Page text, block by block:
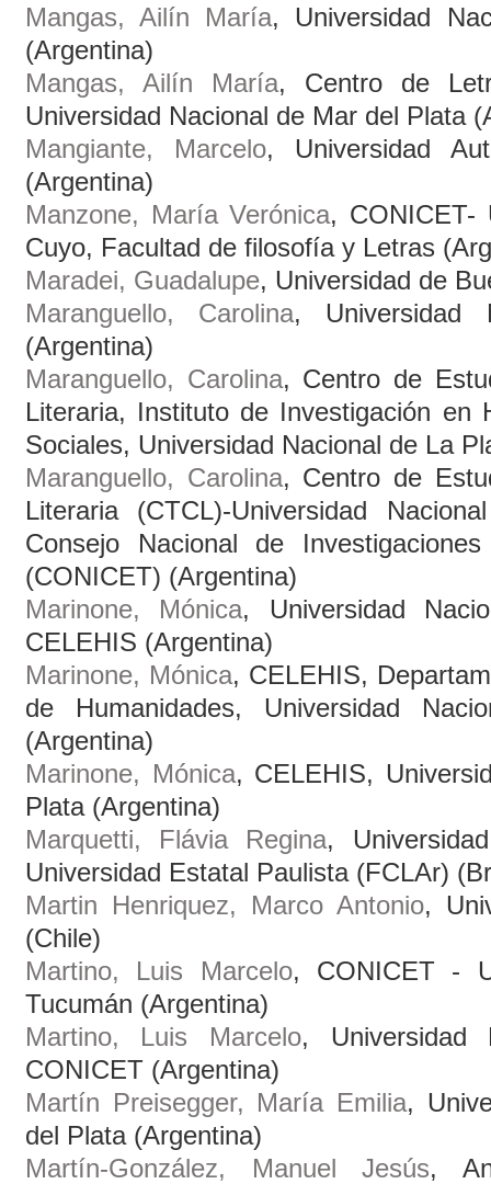
Mangas, Ailín María, Universidad
(Argentina)
Mangas, Ailín María, Centro de
Universidad Nacional de Mar del Plata
Mangiante, Marcelo, Universidad
(Argentina)
Manzone, María Verónica, CONICET-
Cuyo, Facultad de filosofía y Letras
Maradei, Guadalupe, Universidad de
Maranguello, Carolina, Universidad
(Argentina)
Maranguello, Carolina, Centro de
Literaria, Instituto de Investigación en
Sociales, Universidad Nacional de La
Maranguello, Carolina, Centro de
Literaria (CTCL)-Universidad
Consejo Nacional de
(CONICET) (Argentina)
Marinone, Mónica, Universidad
CELEHIS (Argentina)
Marinone, Mónica, CELEHIS,
de Humanidades, Universidad
(Argentina)
Marinone, Mónica, CELEHIS,
Plata (Argentina)
Marquetti, Flávia Regina,
Universidad Estatal Paulista (FCLAr)
Martin Henriquez, Marco Antonio,
(Chile)
Martino, Luis Marcelo, CONICET -
Tucumán (Argentina)
Martino, Luis Marcelo, Universidad
CONICET (Argentina)
Martín Preisegger, María Emilia,
del Plata (Argentina)
Martín-González, Manuel Jesús,